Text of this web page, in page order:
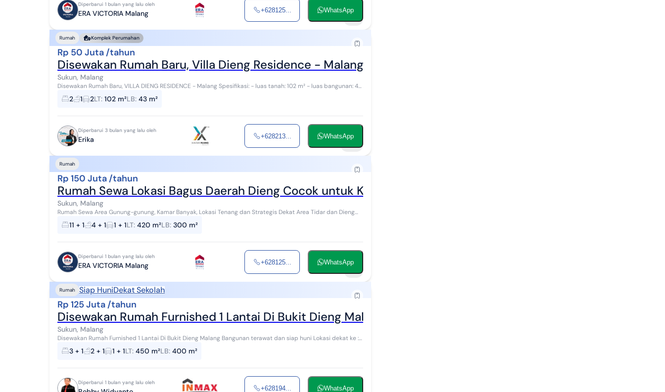
Diperbarui 1 bulan yang lalu oleh
ERA VICTORIA Malang +628125... WhatsApp
Rumah Komplek Perumahan
Rp 50 Juta /tahun
Disewakan Rumah Baru, Villa Dieng Residence - Malang
Sukun, Malang
Disewakan Rumah Baru, VILLA DIENG RESIDENCE - Malang Spesifikasi: - luas tanah: 102 m² - luas bangunan: 43
m² - 1 Lantai - kamar tidur: 2 - kama...
2 1 2LT: 102 m²LB: 43 m²
Diperbarui 3 bulan yang lalu oleh
Erika +628213... WhatsApp
Rumah
Rp 150 Juta /tahun
Rumah Sewa Lokasi Bagus Daerah Dieng Cocok untuk Kantor
Sukun, Malang
Rumah Sewa Area Gunung-gunung, Kamar Banyak, Lokasi Tenang dan Strategis Dekat Area Tidar dan Dieng
Cocok untuk Rumah, Kantor, Distributor, Kost-ko...
11 + 1 4 + 1 1 + 1LT: 420 m²LB: 300 m²
Diperbarui 1 bulan yang lalu oleh
ERA VICTORIA Malang +628125... WhatsApp
Rumah Siap HuniDekat Sekolah
Rp 125 Juta /tahun
Disewakan Rumah Furnished 1 Lantai Di Bukit Dieng Malang
Sukun, Malang
Disewakan Rumah Furnished 1 Lantai Di Bukit Dieng Malang Bangunan terawat dan siap huni Lokasi dekat ke : -
kampus unmer - sekolah internasional ...
3 + 1 2 + 1 1 + 1LT: 450 m²LB: 400 m²
Diperbarui 1 bulan yang lalu oleh
+628194... WhatsApp